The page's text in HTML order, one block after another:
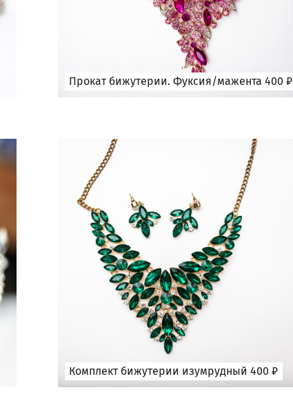
Прокат бижутерии. Фуксия/мажента 400 ₽
Комплект бижутерии изумрудный 400 ₽